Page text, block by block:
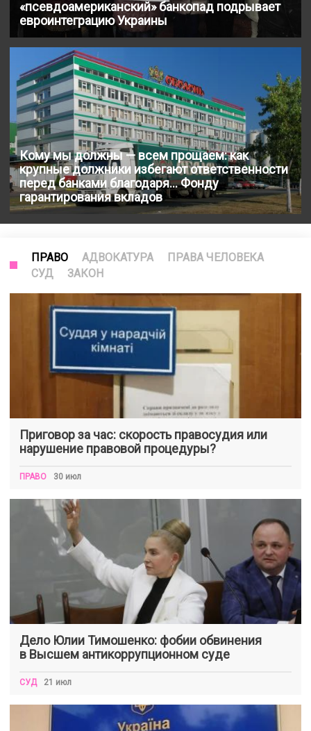
«псевдоамериканский» банкопад подрывает
евроинтеграцию Украины
Кому мы должны — всем прощаем: как
крупные должники избегают ответственности
перед банками благодаря… Фонду
гарантирования вкладов
ПРАВО АДВОКАТУРА
ПРАВА ЧЕЛОВЕКА
СУД
ЗАКОН
Приговор за час: скорость правосудия или
нарушение правовой процедуры?
ПРАВО 30 июл
Дело Юлии Тимошенко: фобии обвинения
в Высшем антикоррупционном суде
СУД 21 июл